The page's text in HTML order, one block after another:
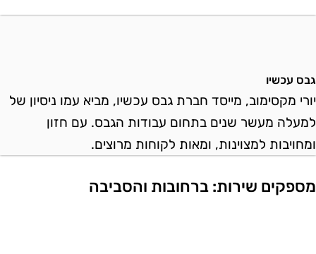
עכשיו
מקסימוב, מייסד חברת גבס עכשיו, מביא עמו ניסיון של
מעשר שנים בתחום עבודות הגבס. עם חזון
למצוינות, ומאות לקוחות מרוצים.
שירות: ברחובות והסביבה